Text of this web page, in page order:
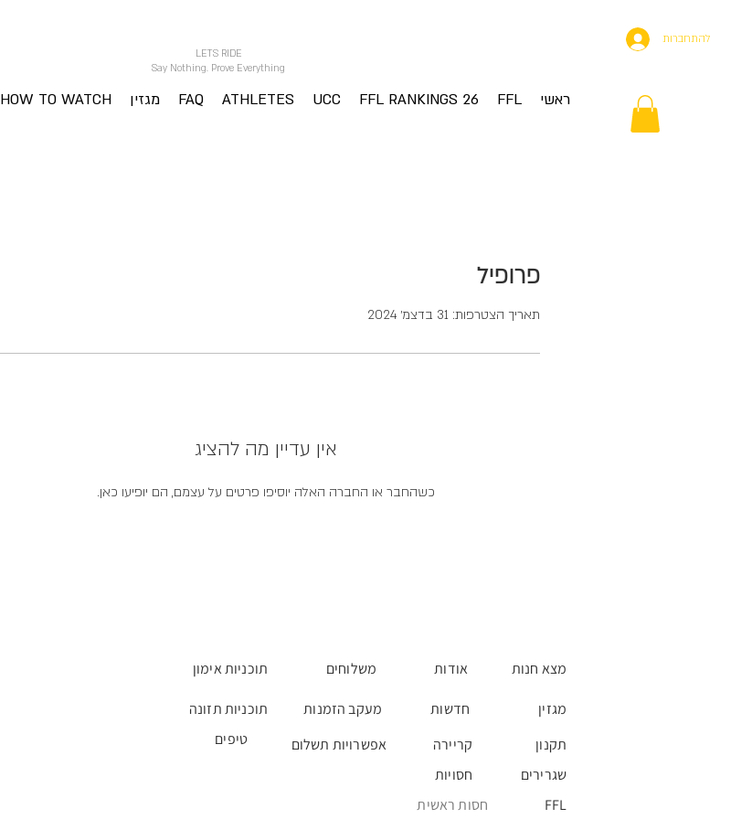
ראשי FFL
FFL RANKINGS 26
UCC
ATHLETES
FAQ מגזין HOW TO WATCH
LETS RIDE
Say Nothing. Prove Everything
להתחברות
פרופיל
תאריך הצטרפות: 31 בדצמ׳ 2024
אין עדיין מה להציג
כשהחבר או החברה האלה יוסיפו פרטים על עצמם, הם יופיעו כאן.
תוכניות אימון
תוכניות תזונה
טיפים
משלוחים אודות מצא חנות
מעקב הזמנות חדשות
מגזין
אפשרויות תשלום
קריירה
תקנון
חסויות
שגרירים
חסות ראשית
FFL